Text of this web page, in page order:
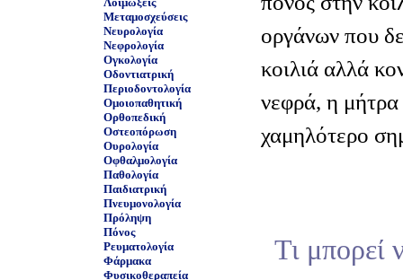
Μεταμοσχεύσεις
Νευρολογία
Νεφρολογία
Ογκολογία
Οδοντιατρική
Περιοδοντολογία
Ομοιοπαθητική
Ορθοπεδική
Οστεοπόρωση
Ουρολογία
Οφθαλμολογία
Παθολογία
Παιδιατρική
Πνευμονολογία
Πρόληψη
Πόνος
Ρευματολογία
Φάρμακα
Φυσικοθεραπεία
οργάνων που
κοιλιά αλλά
νεφρά, η μήτρα
χαμηλότερο
Τι μπορεί